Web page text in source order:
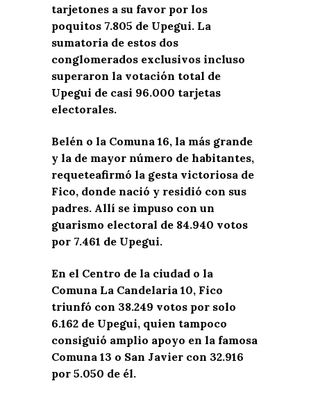
tarjetones a su favor por los
poquitos 7.805 de Upegui. La
sumatoria de estos dos
conglomerados exclusivos incluso
superaron la votación total de
Upegui de casi 96.000 tarjetas
electorales.
Belén o la Comuna 16, la más grande
y la de mayor número de habitantes,
requeteafirmó la gesta victoriosa de
Fico, donde nació y residió con sus
padres. Allí se impuso con un
guarismo electoral de 84.940 votos
por 7.461 de Upegui.
En el Centro de la ciudad o la
Comuna La Candelaria 10, Fico
triunfó con 38.249 votos por solo
6.162 de Upegui, quien tampoco
consiguió amplio apoyo en la famosa
Comuna 13 o San Javier con 32.916
por 5.050 de él.